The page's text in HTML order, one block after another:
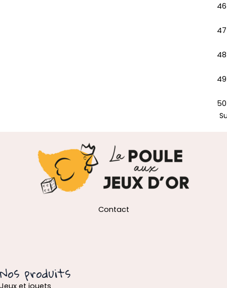
46
47
48
49
50
Contact
Nos produits
Jeux et jouets